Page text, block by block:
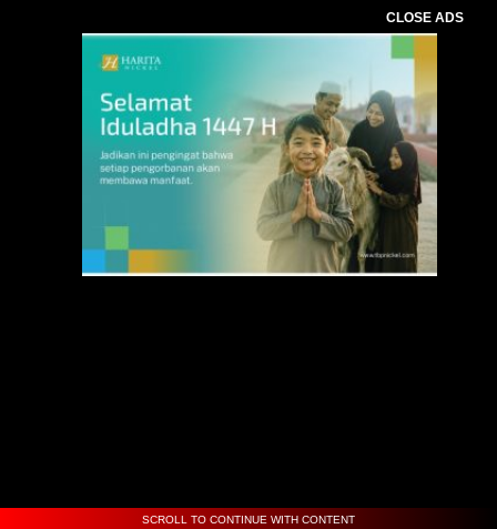
CLOSE ADS
SCROLL TO CONTINUE WITH CONTENT